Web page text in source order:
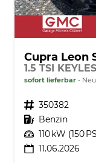
Cupra Leon
1.5 TSI
sofort lieferbar
Fahrzeugnr. 350382
Kraftstoff Benzin
Leistung 110 kW (150
11.06.2026